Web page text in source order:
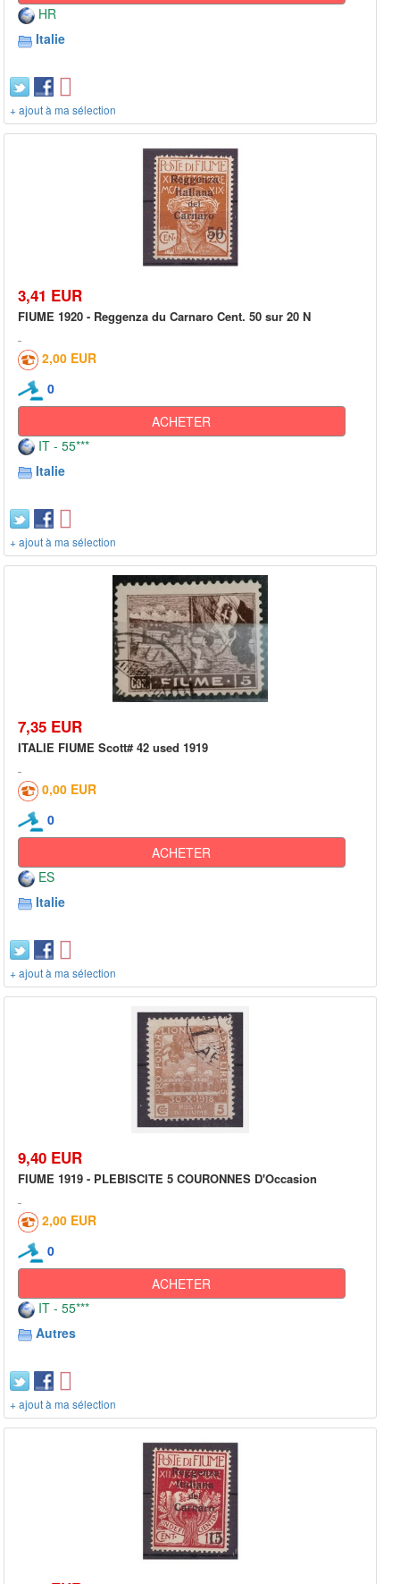
HR
Italie
+ ajout à ma sélection
3,41 EUR
FIUME 1920 - Reggenza du Carnaro Cent. 50 sur 20 N
2,00 EUR
0
ACHETER
IT - 55***
Italie
+ ajout à ma sélection
7,35 EUR
ITALIE FIUME Scott# 42 used 1919
0,00 EUR
0
ACHETER
ES
Italie
+ ajout à ma sélection
9,40 EUR
FIUME 1919 - PLEBISCITE 5 COURONNES D'Occasion
2,00 EUR
0
ACHETER
IT - 55***
Autres
+ ajout à ma sélection